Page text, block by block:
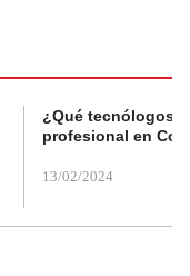
¿Qué tecnólogos
profesional en
13/02/2024